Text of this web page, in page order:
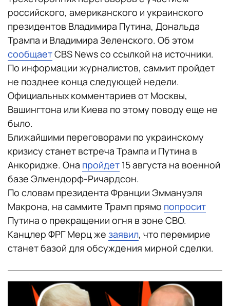
российского, американского и украинского
президентов Владимира Путина, Дональда
Трампа и Владимира Зеленского. Об этом
сообщаетCBS News со ссылкой на источники.
По информации журналистов, саммит пройдет
не позднее конца следующей недели.
Официальных комментариев от Москвы,
Вашингтона или Киева по этому поводу еще не
было.
Ближайшими переговорами по украинскому
кризису станет встреча Трампа и Путина в
Анкоридже. Она пройдет 15 августа на военной
базе Элмендорф-Ричардсон.
По словам президента Франции Эммануэля
Макрона, на саммите Трамп прямо попросит
Путина о прекращении огня в зоне СВО.
Канцлер ФРГ Мерц же заявил, что перемирие
станет базой для обсуждения мирной сделки.